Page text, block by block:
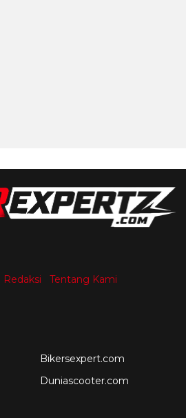
Redaksi
Tentang Kami
Bikersexpert.com
Duniascooter.com